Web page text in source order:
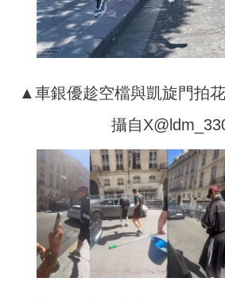
▲車銀優趁空檔與凱旋門拍
攝自X@ldm_330